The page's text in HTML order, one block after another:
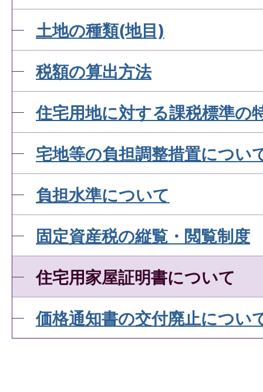
土地の種類(地目)
税額の算出方法
住宅用地に対する課税標準の
宅地等の負担調整措置につい
負担水準について
固定資産税の縦覧・閲覧制度
住宅用家屋証明書について
価格通知書の交付廃止につい